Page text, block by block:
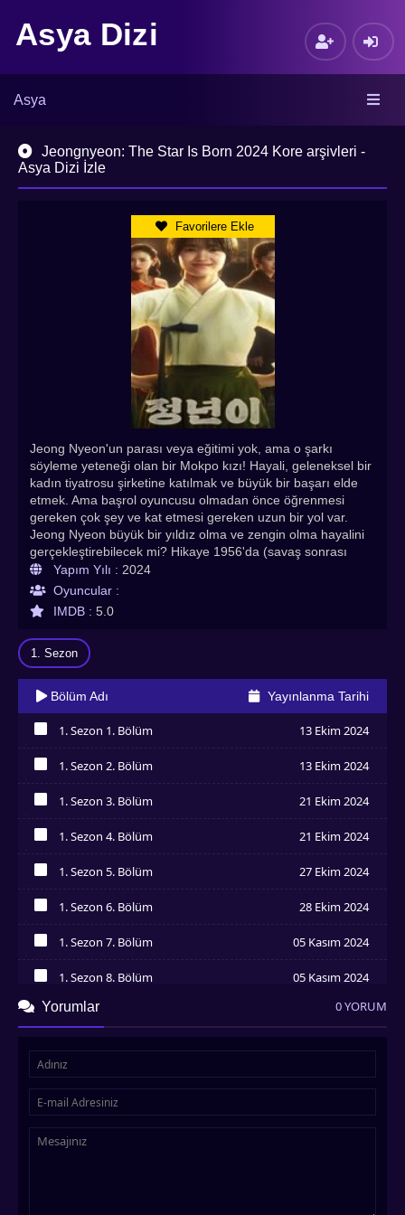
Asya Dizi
Asya
Jeongnyeon: The Star Is Born 2024 Kore arşivleri -
Asya Dizi İzle
Favorilere Ekle
Jeong Nyeon'un parası veya eğitimi yok, ama o şarkı
söyleme yeteneği olan bir Mokpo kızı! Hayali, geleneksel bir
kadın tiyatrosu şirketine katılmak ve büyük bir başarı elde
etmek. Ama başrol oyuncusu olmadan önce öğrenmesi
gereken çok şey ve kat etmesi gereken uzun bir yol var.
Jeong Nyeon büyük bir yıldız olma ve zengin olma hayalini
gerçekleştirebilecek mi? Hikaye 1956'da (savaş sonrası
Kore) güneybatıdaki liman kenti Mokpo'da başlıyor.
Yapım Yılı : 2024
Oyuncular :
IMDB : 5.0
1. Sezon
Bölüm Adı Yayınlanma Tarihi
1. Sezon 1. Bölüm 13 Ekim 2024
1. Sezon 2. Bölüm 13 Ekim 2024
1. Sezon 3. Bölüm 21 Ekim 2024
1. Sezon 4. Bölüm 21 Ekim 2024
1. Sezon 5. Bölüm 27 Ekim 2024
1. Sezon 6. Bölüm 28 Ekim 2024
1. Sezon 7. Bölüm 05 Kasım 2024
İzledim
1. Sezon 8. Bölüm 05 Kasım 2024
1. Sezon 9. Bölüm 10 Kasım 2024
İzledim
İzledim
İzledim
Yorumlar 0 YORUM